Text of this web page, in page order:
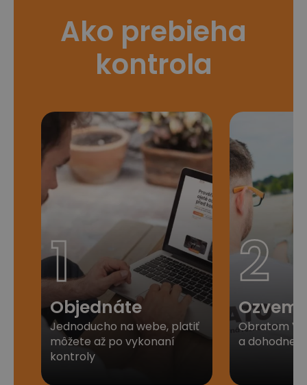
Ako prebieha
kontrola
1
Objednáte
Jednoducho na webe, platiť
môžete až po vykonaní
kontroly
2
Obratom
a